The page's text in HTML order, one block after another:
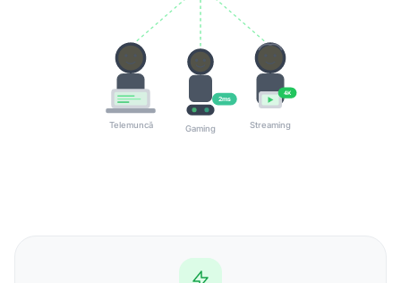
Telemuncă
2ms
Gaming
4K
Streaming